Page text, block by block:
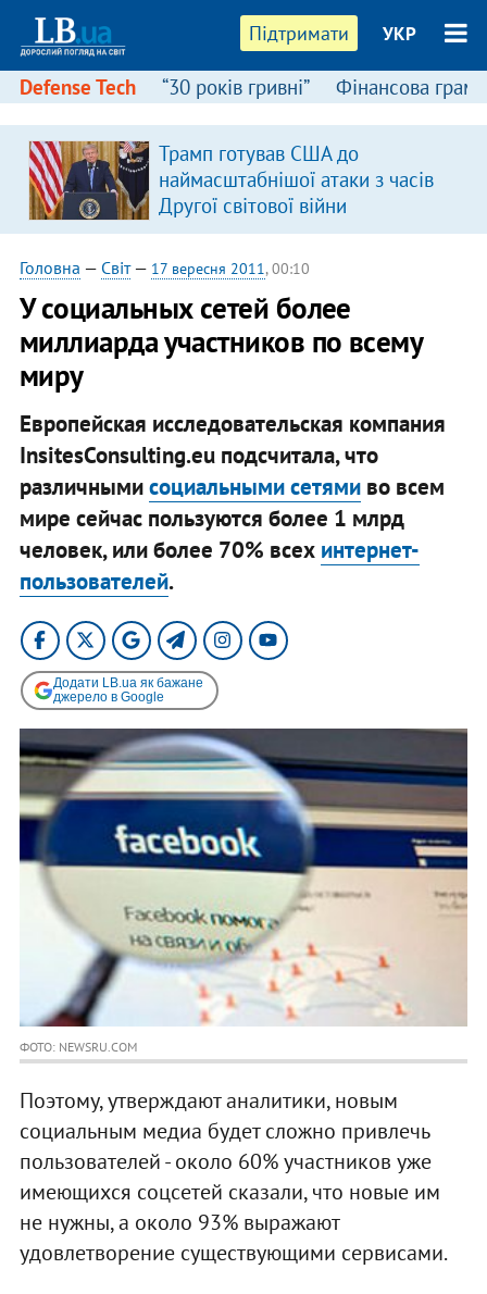
Підтримати УКР
Defense Tech “30 років гривні” Фінансова
Трамп готував США до
наймасштабнішої атаки з часів
Другої світової війни
Головна — Світ— 17 вересня 2011, 00:10
У социальных сетей более
миллиарда участников по всему
миру
Европейская исследовательская компания
InsitesConsulting.eu подсчитала, что
различнымисоциальными сетямиво всем
мире сейчас пользуются более 1 млрд
человек, или более 70% всех интернет-
пользователей.
Додати LB.ua як бажане
джерело в Google
ФОТО: NEWSRU.COM
Поэтому, утверждают аналитики, новым
социальным медиа будет сложно привлечь
пользователей - около 60% участников уже
имеющихся соцсетей сказали, что новые им
не нужны, а около 93% выражают
удовлетворение существующими сервисами.